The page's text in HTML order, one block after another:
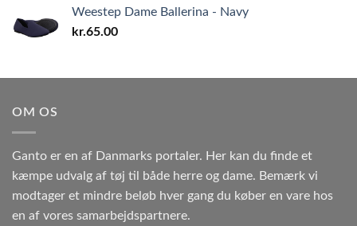
Weestep Dame Ballerina - Navy
kr.65.00
OM OS
Ganto er en af Danmarks portaler. Her kan du finde et
kæmpe udvalg af tøj til både herre og dame. Bemærk vi
modtager et mindre beløb hver gang du køber en vare hos
en af vores samarbejdspartnere.